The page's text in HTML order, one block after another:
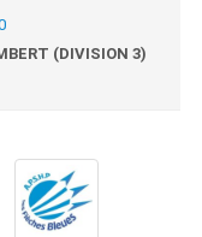
(DIVISION 3)